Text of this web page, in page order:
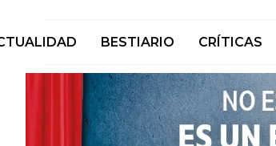
BESTIARIO CRÍTICAS